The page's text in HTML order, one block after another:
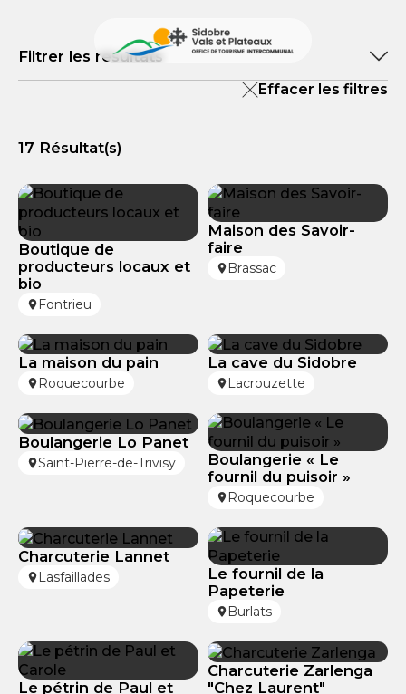
Filtrer les résultats
Effacer les filtres
Accessibilité Handicap
17 Résultat(s)
Boutique de
producteurs locaux et
bio
Fontrieu
Maison des Savoir-
faire
Brassac
La maison du pain
Roquecourbe
La cave du Sidobre
Lacrouzette
Boulangerie Lo Panet
Saint-Pierre-de-Trivisy
Boulangerie « Le
fournil du puisoir »
Roquecourbe
Charcuterie Lannet
Lasfaillades
Le fournil de la
Papeterie
Burlats
Le pétrin de Paul et
Charcuterie Zarlenga
"Chez Laurent"